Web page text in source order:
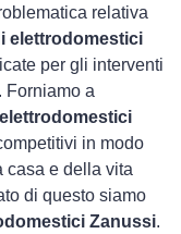
relativa
elettrodomestici
per gli interventi
Forniamo a
in modo
casa e della vita
di questo siamo
Zanussi.